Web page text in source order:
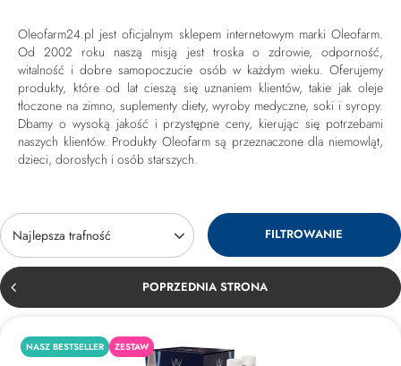
Oleofarm24.pl jest oficjalnym sklepem internetowym marki Oleofarm.
Od 2002 roku naszą misją jest troska o zdrowie, odporność,
witalność i dobre samopoczucie osób w każdym wieku. Oferujemy
produkty, które od lat cieszą się uznaniem klientów, takie jak oleje
tłoczone na zimno, suplementy diety, wyroby medyczne, soki i syropy.
Dbamy o wysoką jakość i przystępne ceny, kierując się potrzebami
naszych klientów. Produkty Oleofarm są przeznaczone dla niemowląt,
dzieci, dorosłych i osób starszych.
Zmień sortowanie
Najlepsza trafność FILTROWANIE
POPRZEDNIA STRONA
NASZ BESTSELLER ZESTAW